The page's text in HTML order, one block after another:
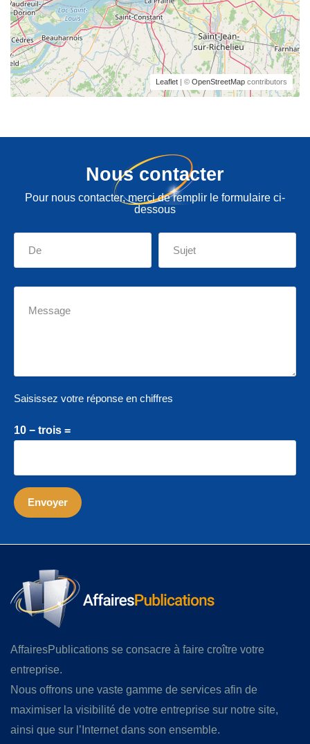
Leaflet | © OpenStreetMap contributors
Nous contacter
Pour nous contacter, merci de remplir le formulaire ci-
dessous
Saisissez votre réponse en chiffres
10 − trois =
AffairesPublications se consacre à faire croître votre
entreprise.
Nous offrons une vaste gamme de services afin de
maximiser la visibilité de votre entreprise sur notre site,
ainsi que sur l’Internet dans son ensemble.